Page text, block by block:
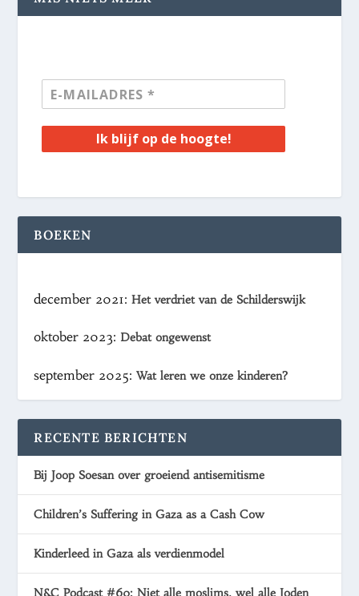
Ik blijf op de hoogte!
BOEKEN
december 2021:Het verdriet van de Schilderswijk
oktober 2023: Debat ongewenst
september 2025:Wat leren we onze kinderen?
RECENTE BERICHTEN
Bij Joop Soesan over groeiend antisemitisme
Children’s Suffering in Gaza as a Cash Cow
Kinderleed in Gaza als verdienmodel
N&C Podcast #60: Niet alle moslims, wel alle Joden